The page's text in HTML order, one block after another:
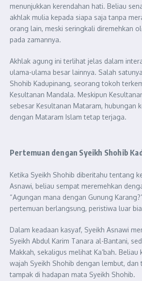
menunjukkan kerendahan hati. Beliau
akhlak mulia kepada siapa saja tanpa
orang lain, meski seringkali diremehkan
pada zamannya.
Akhlak agung ini terlihat jelas dalam
ulama-ulama besar lainnya. Salah
Shohib Kadupinang, seorang tokoh
Kesultanan Mandala. Meskipun
sebesar Kesultanan Mataram, hubungan
dengan Mataram Islam tetap terjaga.
Pertemuan dengan Syeikh Shohib
Ketika Syeikh Shohib diberitahu tentang
Asnawi, beliau sempat meremehkan
“Agungan mana dengan Gunung
pertemuan berlangsung, peristiwa luar
Dalam keadaan kasyaf, Syeikh Asnawi
Syeikh Abdul Karim Tanara al-Bantani,
Makkah, sekaligus melihat Ka’bah. Beliau
wajah Syeikh Shohib dengan lembut, dan
tampak di hadapan mata Syeikh Shohib.